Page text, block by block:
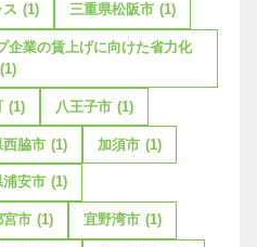
ス (1) 三重県松阪市 (1)
企業の賃上げに向けた省力化
(1)
(1) 八王子市 (1)
西脇市 (1) 加須市 (1)
浦安市 (1)
宮市 (1) 宜野湾市 (1)